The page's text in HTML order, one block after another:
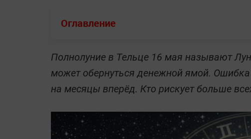
Оглавление
Полнолуние в Тельце 16 мая называют
может обернуться денежной ямой.
на месяцы вперёд. Кто рискует больше